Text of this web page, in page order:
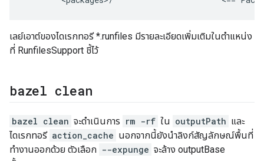
เลย์เอาต์ของไดเรกทอรี *.runfiles มีรายละเอียดเพิ่มเติมในตำแหน่ง
ที่ RunfilesSupport ชี้ไว้
bazel clean
bazel clean จะดำเนินการ rm -rf ใน outputPath และ
ไดเรกทอรี action_cache นอกจากนี้ยังนำลิงก์สัญลักษณ์พื้นที่
ทำงานออกด้วย ตัวเลือก --expunge จะล้าง outputBase